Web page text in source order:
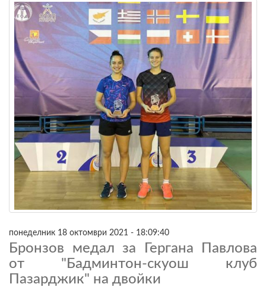
понеделник 18 октомври 2021 - 18:09:40
Бронзов медал за Гергана Павлова
от "Бадминтон-скуош клуб
Пазарджик" на двойки